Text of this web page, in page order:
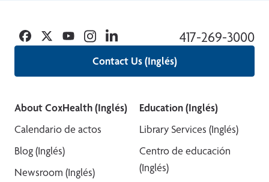
Contact Us (Inglés)
417-269-3000
Facebook
TwitterYouTubeInstagramLinkedin
About CoxHealth (Inglés)
Calendario de actos
Blog (Inglés)
Newsroom (Inglés)
Education (Inglés)
Library Services (Inglés)
Centro de educación
(Inglés)